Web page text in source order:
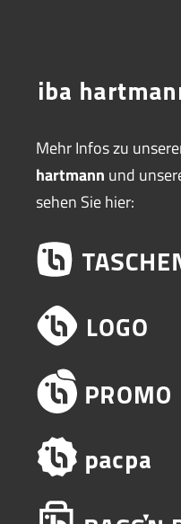
Mehr Infos zu
hartmann und
sehen Sie hier: